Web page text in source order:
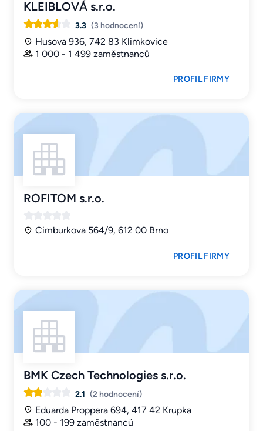
KLEIBLOVÁ s.r.o.
3.3 (3 hodnocení)
Husova 936, 742 83 Klimkovice
1 000 - 1 499 zaměstnanců
PROFIL FIRMY
ROFITOM s.r.o.
Cimburkova 564/9, 612 00 Brno
PROFIL FIRMY
BMK Czech Technologies s.r.o.
2.1 (2 hodnocení)
Eduarda Proppera 694, 417 42 Krupka
100 - 199 zaměstnanců